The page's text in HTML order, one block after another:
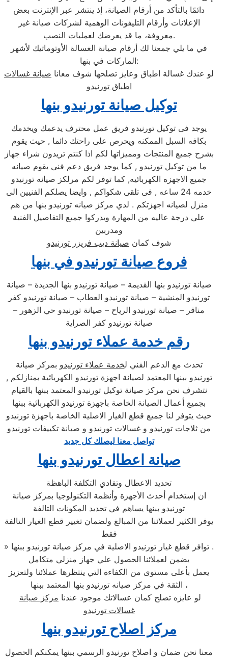
دائمًا بالتأكد من أرقام الصيانة، إذ ينتشر عبر الإنترنت بعض
الإعلانات وأرقام التليفونات الوهمية لشركات صيانة غير
معروفة، ما قد يعرضك لعمليات النصب.
في ما يلي جمعنا لك أرقام صيانة الغسالة الأوتوماتيك لأشهر
الماركات في بنها:
لو عندك غسالة اطباق وعايز تصلحها شوف معانا صيانة غسالات
اطباق تورنيدو
توكيل صيانة تورنيدو بنها
يوجد فى توكيل تورنيدو فريق عمل محترف يدعمك ويخدمك
بكافه السبل الممكنه ويحرص على راحتك دائما , حيث يقوم
بشرح جميع المنتجات ومميزاتها لكم اذا كنتم تريدون شراء جهاز
ما من توكيل تورنيدو , كما يوجد فريق دعم فنى يقوم صيانه
جميع الاجهزه الكهربائيه, كما توفر لكم مرلكز صيانه تورنيدو
خدمه 24 ساعه , فى تلقى شكواكم , وايضا يصلكم الفنيين الى
منزل لصيانه اجهزتكم . لدي مركز صيانه تورنيدو بنها من هم
علي درجة عاليه من المهارة ويدركوا جميع التفاصيل الفنية
ومدربين
شوف كمان صيانة ديب فريزر تورنيدو
فروع صيانة تورنيدو في بنها
صيانة تورنيدو بنها القديمة – صيانة تورنيدو بنها الجديدة – صيانة
تورنيدو المنشية – صيانة تورنيدو العطاب – صيانة تورنيدو كفر
مناقر – صيانة تورنيدو الرياح – صيانة تورنيدو حي الزهور –
صيانة تورنيدو كفر الصراية
رقم خدمة عملاء تورنيدو بنها
تحدث مع الدعم الفني لخدمة عملاء تورنيدو بمركز صيانة
تورنيدو ببنها المعتمد لصيانة اجهزة تورنيدو الكهربائية بمنازلكم ,
نتشرف نحن مركز صيانة توكيل تورنيدو المعتمد ببنها بالقيام
بجميع أعمال الصيانة الخاصة باجهزة تورنيدو الكهربائية ببنها
حيث يتوفر لنا جميع قطع الغيار الاصلية الخاصة باجهزة تورنيدو
من ثلاجات تورنيدو و غسالات تورنيدو و صيانة تكييفات تورنيدو
تواصل معنا ليصلك كل جديد
صيانة اعطال تورنيدو بنها
تحديد الاعطال وتفادي التكلفة الباهظة
ان إستخدام أحدث الأجهزة وأنظمة التكنولوجيا بمركز صيانة
تورنيدو ببنها يساهم في تحديد المكونات التالفة
يوفر الكثير لعملائنا من المبالغ ولضمان تغيير قطع الغيار التالفة
فقط
» توافر قطع غيار تورنيدو الاصلية في مركز صيانة تورنيدو ببنها .
يضمن لعملائنا الحصول علي جهاز منزلي متكامل
يعمل بأعلى مستوى من الكفاءة التي ينتظرها عملائنا ولتعزيز
الثقة في مركز صيانه تورنيدو بنها المعتمد ببنها ،
لو عايزه تصلح كمان عسالاتك موجود عندنا مركز صيانة
غسالات تورنيدو
مركز اصلاح تورنيدو بنها
معنا نحن ضمان و اصلاح تورنيدو الرسمي ببنها يمكنكم الحصول